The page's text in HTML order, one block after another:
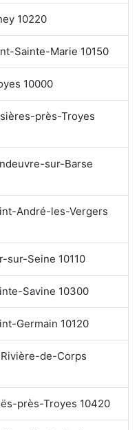
10220
Sainte-Marie 10150
10000
près-Troyes
sur-Barse
André-les-Vergers
sur-Seine 10110
Savine 10300
Germain 10120
de-Corps
près-Troyes 10420